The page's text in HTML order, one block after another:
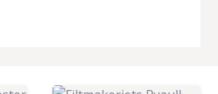
filtningsförmåga och